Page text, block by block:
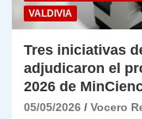
VALDIVIA
Tres iniciativas
adjudicaron el
2026 de
05/05/2026 Vocero